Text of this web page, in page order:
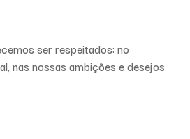
ser respeitados: no
nas nossas ambições e desejos